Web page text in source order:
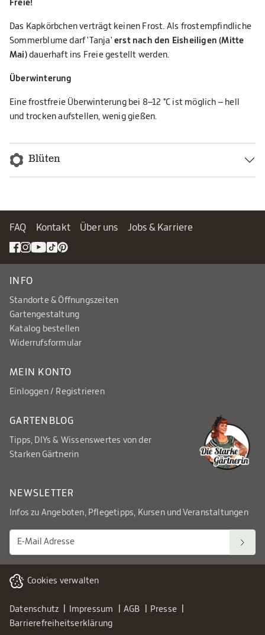
Freie!
Das Kapkörbchen verträgt keinen Frost. Als frostempfindliche
Sommerblume darf 'Tanja' erst nach den Eisheiligen (Mitte
Mai)dauerhaft ins Freie gestellt werden.
Überwinterung
Eine frostfreie Überwinterung bei 8–12 °C ist möglich – hell
und trocken aufstellen, wenig gießen.
Blüten
FAQ Kontakt Über uns Jobs & Karriere
INFO
Standorte & Öffnungszeiten
Gartengestaltung
Katalog bestellen
Widerrufsformular
MEIN KONTO
Einloggen / Registrieren
GARTENBLOG
Tipps, DIYs & Wissenswertes von der
Starken Gärtnerin
NEWSLETTER
Infos zu Angeboten, Pflegetipps, Kursen und Veranstaltungen
Cookies verwalten
Datenschutz Impressum AGB
Presse
Barrierefreiheitserklärung